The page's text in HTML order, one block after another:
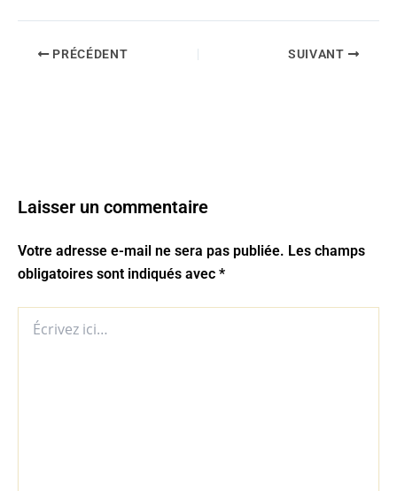
PRÉCÉDENT SUIVANT
Laisser un commentaire
Votre adresse e-mail ne sera pas publiée. Les champs
obligatoires sont indiqués avec *
ici…